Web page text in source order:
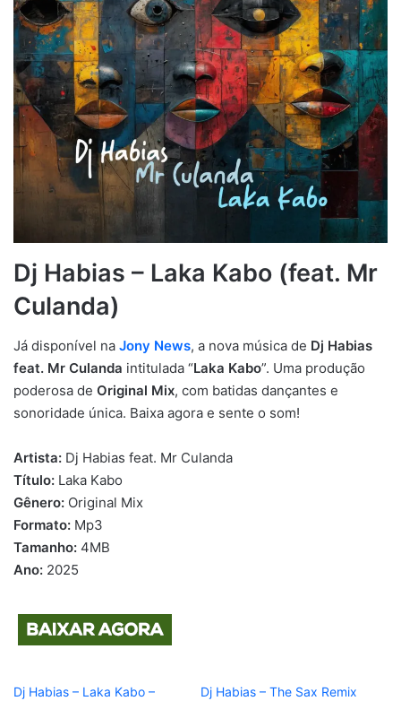
Dj Habias – Laka Kabo (feat. Mr
Culanda)
Já disponível na Jony News, a nova música de Dj Habias
feat. Mr Culanda intitulada “Laka Kabo”. Uma produção
poderosa de Original Mix, com batidas dançantes e
sonoridade única. Baixa agora e sente o som!
Artista: Dj Habias feat. Mr Culanda
Título: Laka Kabo
Gênero: Original Mix
Formato: Mp3
Tamanho: 4MB
Ano: 2025
Dj Habias – Laka Kabo –
Dj Habias – The Sax Remix